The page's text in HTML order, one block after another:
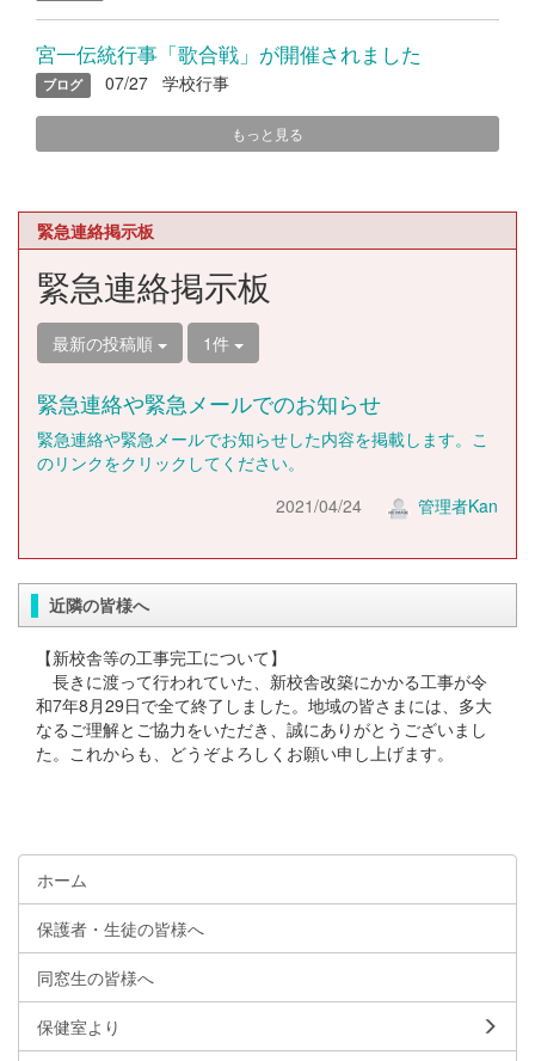
宮一伝統行事「歌合戦」が開催されました
ブログ 07/27 学校行事
もっと見る
緊急連絡掲示板
緊急連絡掲示板
最新の投稿順 1件
緊急連絡や緊急メールでのお知らせ
緊急連絡や緊急メールでお知らせした内容を掲載します。こ
のリンクをクリックしてください。
2021/04/24
管理者Kan
近隣の皆様へ
【新校舎等の工事完工について】
長きに渡って行われていた、新校舎改築にかかる工事が令
和7年8月29日で全て終了しました。地域の皆さまには、多大
なるご理解とご協力をいただき、誠にありがとうございまし
た。これからも、どうぞよろしくお願い申し上げます。
ホーム
保護者・生徒の皆様へ
同窓生の皆様へ
保健室より